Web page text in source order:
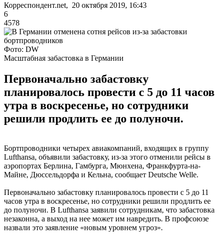
Корреспондент.net, 20 октября 2019, 16:43
6
4578
Фото: DW
Масштабная забастовка в Германии
Первоначально забастовку
планировалось провести с 5 до 11 часов
утра в воскресенье, но сотрудники
решили продлить ее до полуночи.
Бортпроводники четырех авиакомпаний, входящих в группу
Lufthansa, объявили забастовку, из-за этого отменили рейсы в
аэропортах Берлина, Гамбурга, Мюнхена, Франкфурта-на-
Майне, Дюссельдорфа и Кельна, сообщает Deutsche Welle.
Первоначально забастовку планировалось провести с 5 до 11
часов утра в воскресенье, но сотрудники решили продлить ее
до полуночи. В Lufthansa заявили сотрудникам, что забастовка
незаконна, а выход на нее может им навредить. В профсоюзе
назвали это заявление «новым уровнем угроз».